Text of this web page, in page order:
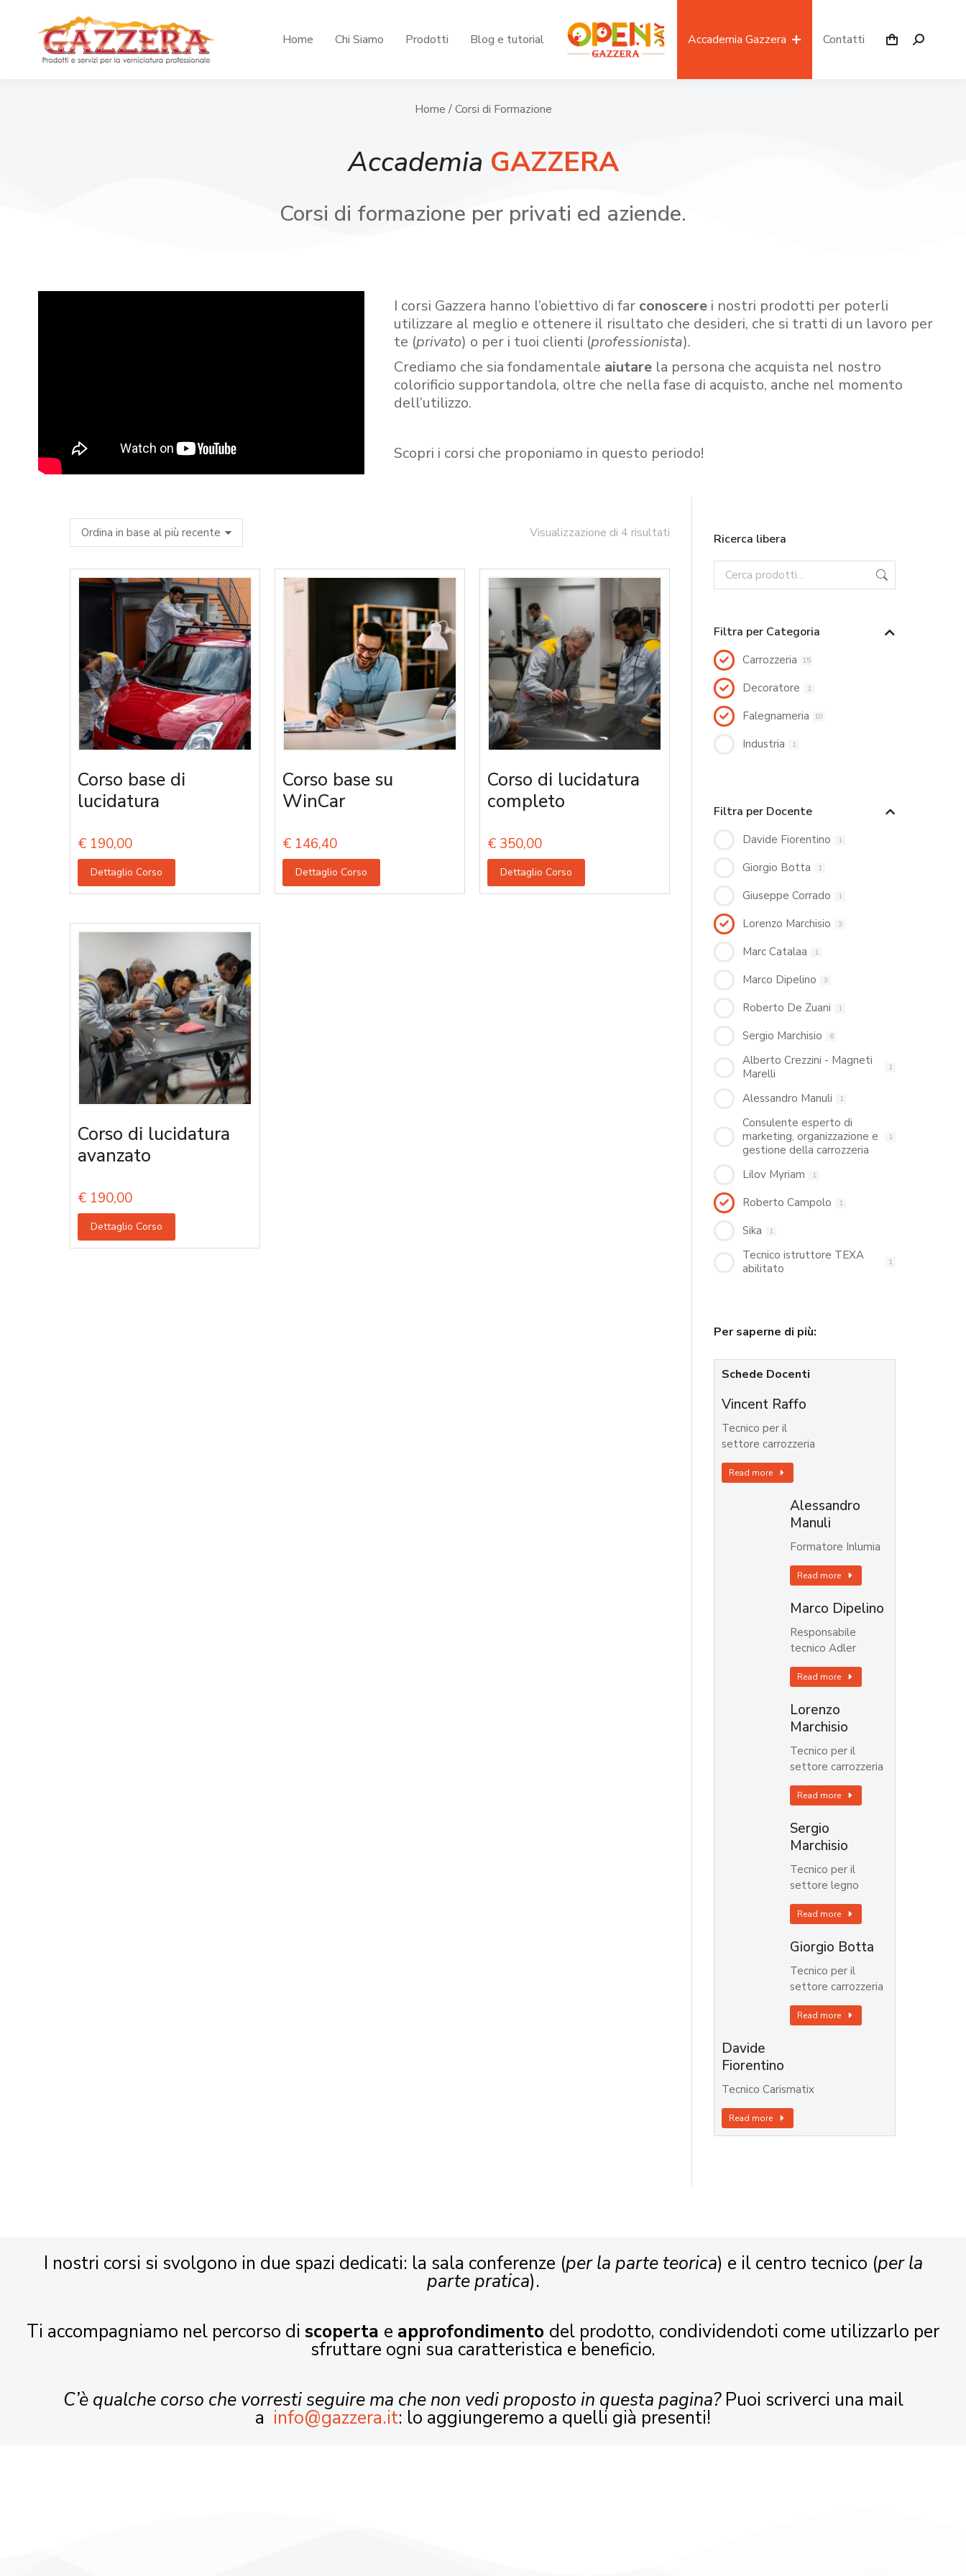
Home Chi Siamo Prodotti Blog e tutorial Accademia Gazzera Contatti
Home / Corsi di Formazione
Accademia GAZZERA
Corsi di formazione per privati ed aziende.
I corsi Gazzera hanno l’obiettivo di far conoscerei nostri prodotti per poterli
utilizzare al meglio e ottenere il risultato che desideri, che si tratti di un lavoro per
te (privato) o per i tuoi clienti (professionista).
Crediamo che sia fondamentale aiutare la persona che acquista nel nostro
colorificio supportandola, oltre che nella fase di acquisto, anche nel momento
dell’utilizzo.
Scopri i corsi che proponiamo in questo periodo!
Visualizzazione di 4 risultati
Corso base di
lucidatura
€ 190,00
Dettaglio Corso
Corso base su
WinCar
€ 146,40
Dettaglio Corso
Corso di lucidatura
completo
€ 350,00
Dettaglio Corso
Corso di lucidatura
avanzato
€ 190,00
Dettaglio Corso
Ricerca libera
Filtra per Categoria
Carrozzeria 15
Decoratore 1
Falegnameria 10
Industria 1
Filtra per Docente
Davide Fiorentino 1
Giorgio Botta 1
Giuseppe Corrado 1
Lorenzo Marchisio 3
Marc Catalaa 1
Marco Dipelino 3
Roberto De Zuani 1
Sergio Marchisio 6
Alberto Crezzini - Magneti
Marelli
1
Alessandro Manuli 1
Consulente esperto di
marketing, organizzazione e
gestione della carrozzeria
1
Lilov Myriam 1
Roberto Campolo 1
Sika 1
Tecnico istruttore TEXA
abilitato
1
Per saperne di più:
Schede Docenti
Vincent Raffo
Tecnico per il
settore carrozzeria
Read more
Alessandro
Manuli
Formatore Inlumia
Read more
Marco Dipelino
Responsabile
tecnico Adler
Read more
Lorenzo
Marchisio
Tecnico per il
settore carrozzeria
Read more
Sergio
Marchisio
Tecnico per il
settore legno
Read more
Giorgio Botta
Tecnico per il
settore carrozzeria
Read more
Davide
Fiorentino
Tecnico Carismatix
Read more
I nostri corsi si svolgono in due spazi dedicati: la sala conferenze (per la parte teorica) e il centro tecnico (per la
parte pratica).
Ti accompagniamo nel percorso di scoperta e approfondimento del prodotto, condividendoti come utilizzarlo per
sfruttare ogni sua caratteristica e beneficio.
C’è qualche corso che vorresti seguire ma che non vedi proposto in questa pagina?Puoi scriverci una mail
a info@gazzera.it: lo aggiungeremo a quelli già presenti!